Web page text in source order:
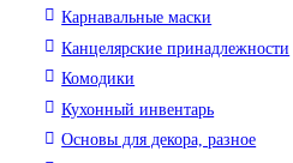
Карнавальные маски
Канцелярские принадлежности
Комодики
Кухонный инвентарь
Основы для декора, разное